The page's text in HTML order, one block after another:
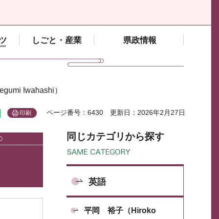
しごと・産業 県政情報
Iwahashi）
印刷 ページ番号：6430 更新日：2026年2月27日
同じカテゴリから探す
英語
平岡 裕子（Hiroko